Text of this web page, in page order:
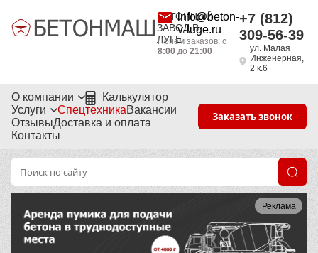
БЕТОННЫЙ
ЗАВОД В
ЛУГЕ
info@beton-
v-luge.ru
Приём заказов: с
8:00до 21:00
+7 (812)
309-56-39
ул. Малая
Инженерная,
2 к.6
О компании
Калькулятор
Услуги
СпецтехникаВакансии
ОтзывыДоставка и оплата
Контакты
Заказать звонок
Реклама